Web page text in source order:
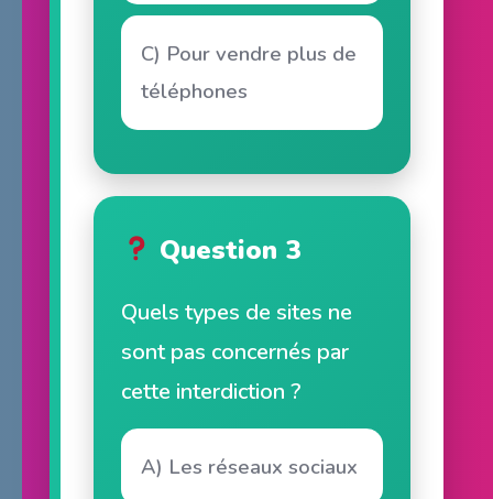
C) Pour vendre plus de
téléphones
Question 3
Quels types de sites ne
sont pas concernés par
cette interdiction ?
A) Les réseaux sociaux